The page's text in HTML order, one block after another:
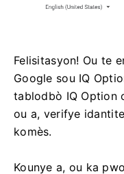
Felisitasyon! Ou te
Google sou IQ
tablodbò IQ Option
ou a, verifye
komès.
Kounye a, ou ka